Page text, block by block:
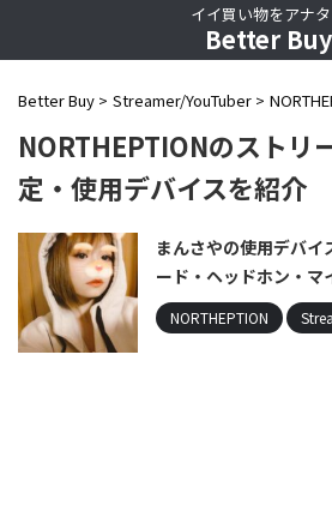
イイ買い物をアナ
Better Buy
Better Buy > Streamer/YouTuber >
NORTHEPTIONのストリ
定・使用デバイスを紹介
まんさやの使用デバ
ード・ヘッドホン・マ
NORTHEPTION